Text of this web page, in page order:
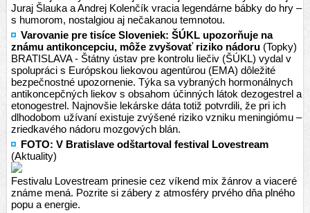
Juraj Šlauka a Andrej Kolenčík vracia legendárne bábky do hry –
s humorom, nostalgiou aj nečakanou temnotou.
Varovanie pre tisíce Sloveniek: ŠÚKL upozorňuje na
známu antikoncepciu, môže zvyšovať riziko nádoru (Topky)
BRATISLAVA - Štátny ústav pre kontrolu liečiv (ŠÚKL) vydal v
spolupráci s Európskou liekovou agentúrou (EMA) dôležité
bezpečnostné upozornenie. Týka sa vybraných hormonálnych
antikoncepčných liekov s obsahom účinných látok dezogestrel a
etonogestrel. Najnovšie lekárske dáta totiž potvrdili, že pri ich
dlhodobom užívaní existuje zvýšené riziko vzniku meningiómu –
zriedkavého nádoru mozgových blán.
FOTO: V Bratislave odštartoval festival Lovestream
(Aktuality)
Festivalu Lovestream prinesie cez víkend mix žánrov a viaceré
známe mená. Pozrite si zábery z atmosféry prvého dňa plného
popu a energie.